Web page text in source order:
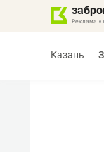
Казань